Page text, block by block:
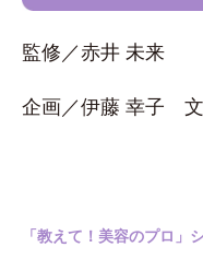
監修／赤井 未来
企画／伊藤 幸子 文
「教えて！美容のプロ」